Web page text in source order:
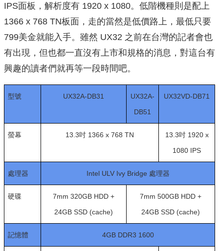
IPS面板，解析度有 1920 x 1080。低階機種則是配上
1366 x 768 TN板面，走的當然是低價路上，最低只要
799美金就能入手。雖然 UX32 之前在台灣的記者會也
有出現，但也都一直沒有上市和規格的消息，對這台有
興趣的讀者們就再等一段時間吧。
型號 UX32A-DB31
UX32A-
DB51
UX32VD-DB71
螢幕 13.3吋 1366 x 768 TN
13.3吋 1920 x
1080 IPS
處理器 Intel ULV Ivy Bridge 處理器
硬碟
7mm 320GB HDD +
24GB SSD (cache)
7mm 500GB HDD +
24GB SSD (cache)
記憶體 4GB DDR3 1600